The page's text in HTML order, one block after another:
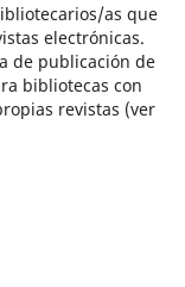
as que
electrónicas.
de publicación de
bibliotecas con
revistas (ver